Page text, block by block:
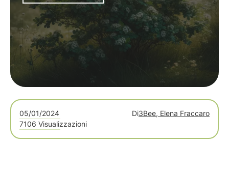
05/01/2024 Di3Bee, Elena Fraccaro
7106 Visualizzazioni